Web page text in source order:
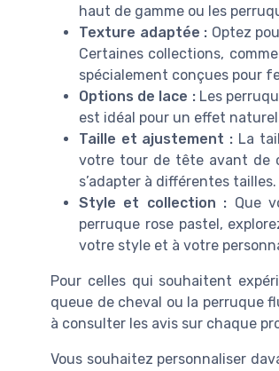
haut de gamme ou les
Texture adaptée : Optez
Certaines collections,
spécialement conçues pour
Options de lace :Les
est idéal pour un effet
Taille et ajustement : La
votre tour de tête avant de
s’adapter à différentes tailles.
Style et collection : Que
perruque rose pastel,
votre style et à votre
Pour celles qui souhaitent
queue de cheval ou la perruque
à consulter les avis sur chaque
Vous souhaitez personnaliser